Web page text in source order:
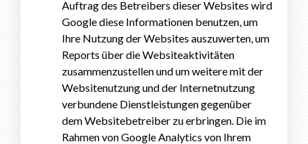
Auftrag des Betreibers dieser Websites wird
Google diese Informationen benutzen, um
Ihre Nutzung der Websites auszuwerten, um
Reports über die Websiteaktivitäten
zusammenzustellen und um weitere mit der
Websitenutzung und der Internetnutzung
verbundene Dienstleistungen gegenüber
dem Websitebetreiber zu erbringen. Die im
Rahmen von Google Analytics von Ihrem